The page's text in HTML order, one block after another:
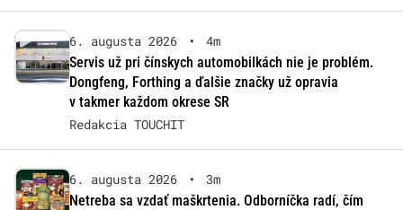
6. augusta 2026 •
4m
Servis už pri čínskych automobilkách nie je problém.
Dongfeng, Forthing a ďalšie značky už opravia
v takmer každom okrese SR
Redakcia TOUCHIT
6. augusta 2026 •
3m
Netreba sa vzdať maškrtenia. Odborníčka radí, čím